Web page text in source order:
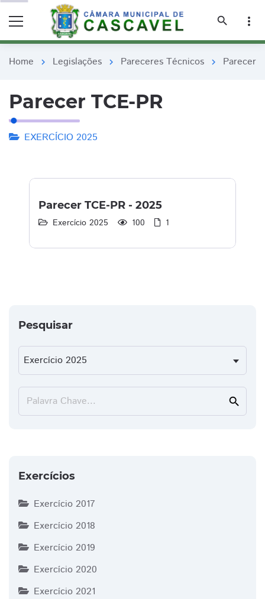
search
more_vert
Home chevron_right Legislações chevron_right Pareceres Técnicos chevron_right Parecer
Parecer TCE-PR
EXERCÍCIO 2025
Parecer TCE-PR - 2025
Exercício 2025 100 1
Pesquisar
Palavra Chave... search
Exercícios
Exercício 2017
Exercício 2018
Exercício 2019
Exercício 2020
Exercício 2021